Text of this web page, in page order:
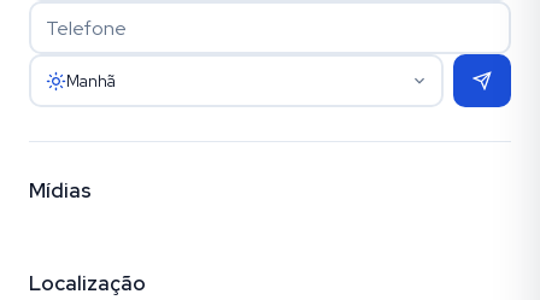
Manhã
Mídias
Localização